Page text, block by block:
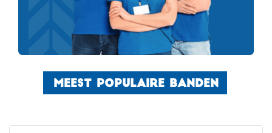
MEEST POPULAIRE BANDEN